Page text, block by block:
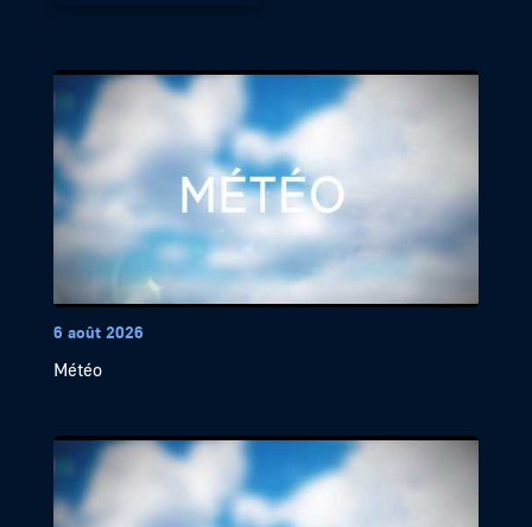
6 août 2026
Météo